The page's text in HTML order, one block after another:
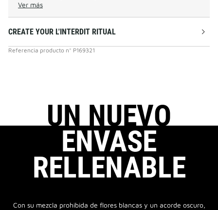
Ver más
CREATE YOUR L'INTERDIT RITUAL
Referencia producto n° P169321
UN NUEVO
ENVASE
RELLENABLE
Con su mezcla prohibida de flores blancas y un acorde oscuro,